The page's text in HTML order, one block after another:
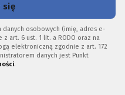
się
danych osobowych (imię, adres e-
art. 6 ust. 1 lit. a RODO oraz na
elektroniczną zgodnie z art. 172
danych jest Punkt
.